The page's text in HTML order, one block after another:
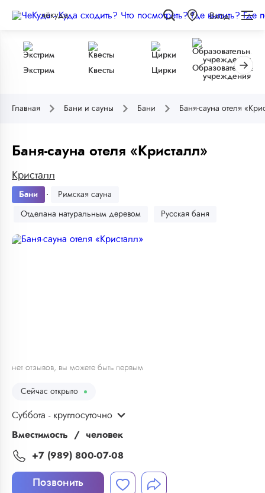
чёкуда Вход
Экстрим Квесты Цирки
Образовательные
учреждения
Главная Бани и сауны Бани Баня-сауна отеля
Баня-сауна отеля «Кристалл»
Кристалл
Бани Римская сауна
Отделана натуральным деревом Русская баня
нет отзывов, вы можете быть первым
Сейчас открыто
Суббота - круглосуточно
Вместимость человек
+7 (989) 800-07-08
Позвонить